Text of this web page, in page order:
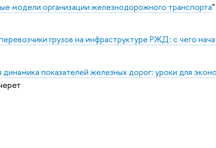
модели организации железнодорожного транспорта
грузов на инфраструктуре РЖД: с чего
динамика показателей железных дорог: уроки для